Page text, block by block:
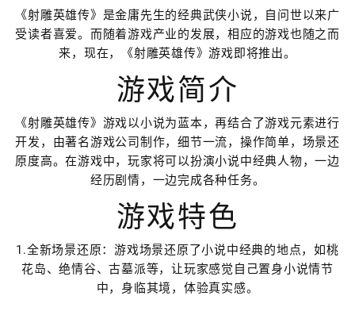
《射雕英雄传》是金庸先生的经典武侠小说，自问世以来广
受读者喜爱。而随着游戏产业的发展，相应的游戏也随之而
来，现在，《射雕英雄传》游戏即将推出。
游戏简介
《射雕英雄传》游戏以小说为蓝本，再结合了游戏元素进行
开发，由著名游戏公司制作，细节一流，操作简单，场景还
原度高。在游戏中，玩家将可以扮演小说中经典人物，一边
经历剧情，一边完成各种任务。
游戏特色
1.全新场景还原：游戏场景还原了小说中经典的地点，如桃
花岛、绝情谷、古墓派等，让玩家感觉自己置身小说情节
中，身临其境，体验真实感。